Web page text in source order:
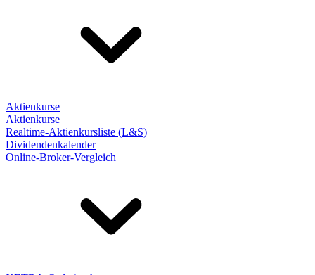
Aktienkurse
Aktienkurse
Realtime-Aktienkursliste (L&S)
Dividendenkalender
Online-Broker-Vergleich